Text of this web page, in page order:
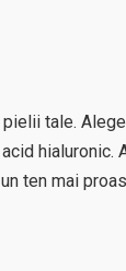
tale.
hialuronic.
ten mai